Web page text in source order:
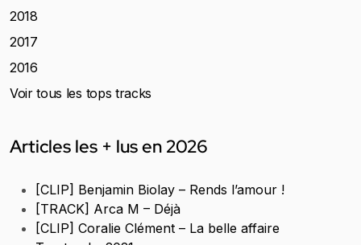
2018
2017
2016
Voir tous les tops tracks
Articles les + lus en 2026
[CLIP] Benjamin Biolay – Rends l’amour !
[TRACK] Arca M – Déjà
[CLIP] Coralie Clément – La belle affaire